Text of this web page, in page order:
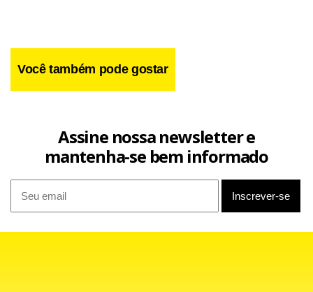
Você também pode gostar
Assine nossa newsletter e
mantenha-se bem informado